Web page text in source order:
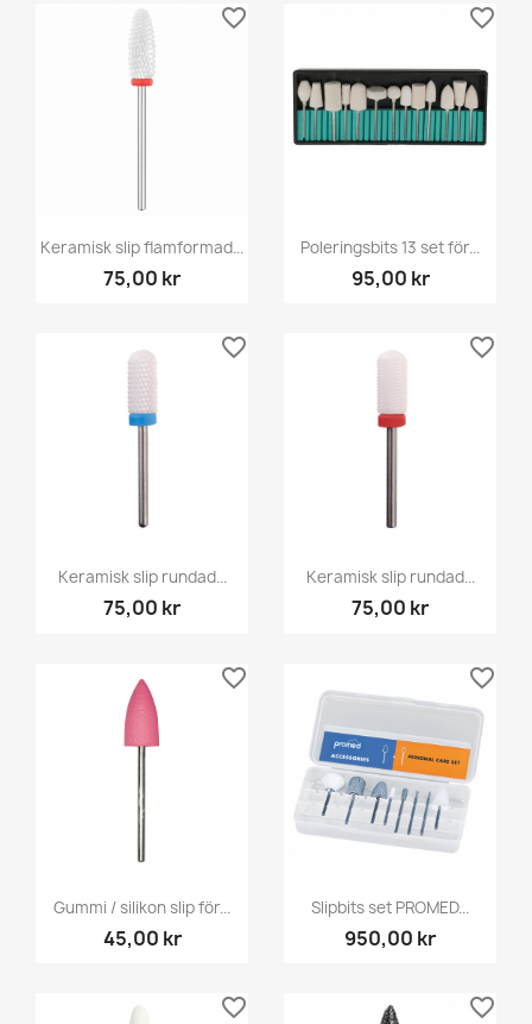
Keramisk slip flamformad...
75,00 kr
favorite_border
Poleringsbits 13 set för...
95,00 kr
favorite_border
Keramisk slip rundad...
75,00 kr
favorite_border
Keramisk slip rundad...
75,00 kr
favorite_border
Gummi / silikon slip för...
45,00 kr
favorite_border
Slipbits set PROMED...
950,00 kr
favorite_border
favorite_border favorite_border